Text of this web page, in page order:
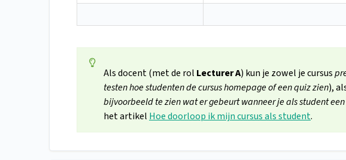
Als docent (met de rol Lecturer A) kun je zowel je cursus
testen hoe studenten de cursus homepage of een quiz zien),
bijvoorbeeld te zien wat er gebeurt wanneer je als student
het artikel Hoe doorloop ik mijn cursus als student.